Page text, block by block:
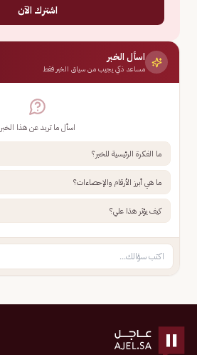
اشترك الآن
اسأل الخبر
مساعد ذكي يجيب من سياق الخبر فقط
اسأل ما تريد عن هذا الخبر
ما الفكرة الرئيسية للخبر؟
ما هي أبرز الأرقام والإحصاءات؟
كيف يؤثر هذا علي؟